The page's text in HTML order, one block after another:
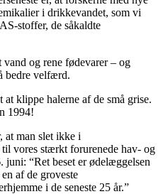
i drikkevandet, som vi
stoffer, de såkaldte
og rene fødevarer – og
bedre velfærd.
klippe halerne af de små grise.
1994!
at man slet ikke i
vores stærkt forurenede hav- og
“Ret beset er ødelæggelsen
af de groveste
i de seneste 25 år.”